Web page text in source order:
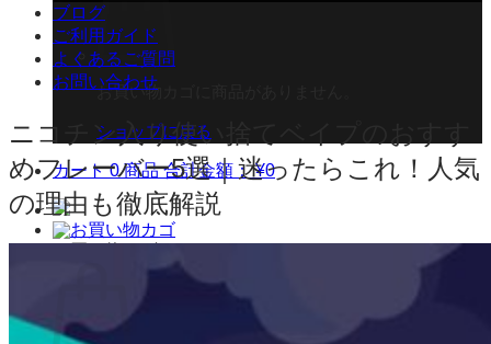
お買い物カゴに商品がありません。
ショップに戻る
カート0 商品 合計金額：¥0
ブログ
ご利用ガイド
よくあるご質問
お問い合わせ
ニコチン入り使い捨てベイプのおすす
めフレーバー5選｜迷ったらこれ！人気
の理由も徹底解説